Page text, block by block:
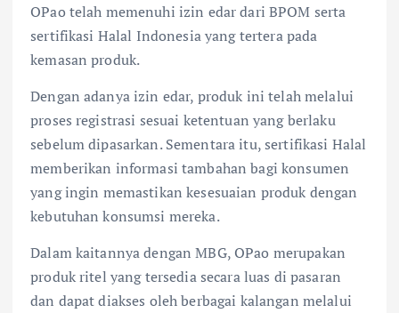
OPao telah memenuhi izin edar dari BPOM serta
sertifikasi Halal Indonesia yang tertera pada
kemasan produk.
Dengan adanya izin edar, produk ini telah melalui
proses registrasi sesuai ketentuan yang berlaku
sebelum dipasarkan. Sementara itu, sertifikasi Halal
memberikan informasi tambahan bagi konsumen
yang ingin memastikan kesesuaian produk dengan
kebutuhan konsumsi mereka.
Dalam kaitannya dengan MBG, OPao merupakan
produk ritel yang tersedia secara luas di pasaran
dan dapat diakses oleh berbagai kalangan melalui